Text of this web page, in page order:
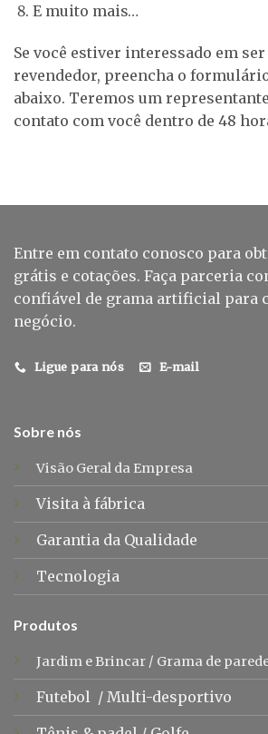
E muito mais…
Se você estiver interessado em
revendedor, preencha o
abaixo. Teremos um
contato com você dentro de 48
Entre em contato conosco para
grátis e cotações. Faça parceria
confiável de grama artificial para
negócio.
Ligue para nós E-mail
Sobre nós
Visão Geral da Empresa
Visita à fábrica
Garantia da Qualidade
Tecnologia
Produtos
Jardim e Brincar/ Grama de
Futebol / Multi-desportivo